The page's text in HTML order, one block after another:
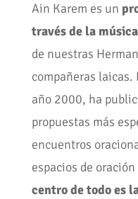
Ain Karem es un
través de la música
de nuestras
compañeras
año 2000, ha
propuestas más
encuentros
espacios de
centro de todo es